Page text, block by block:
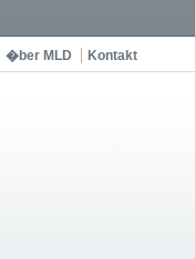
�ber MLD Kontakt